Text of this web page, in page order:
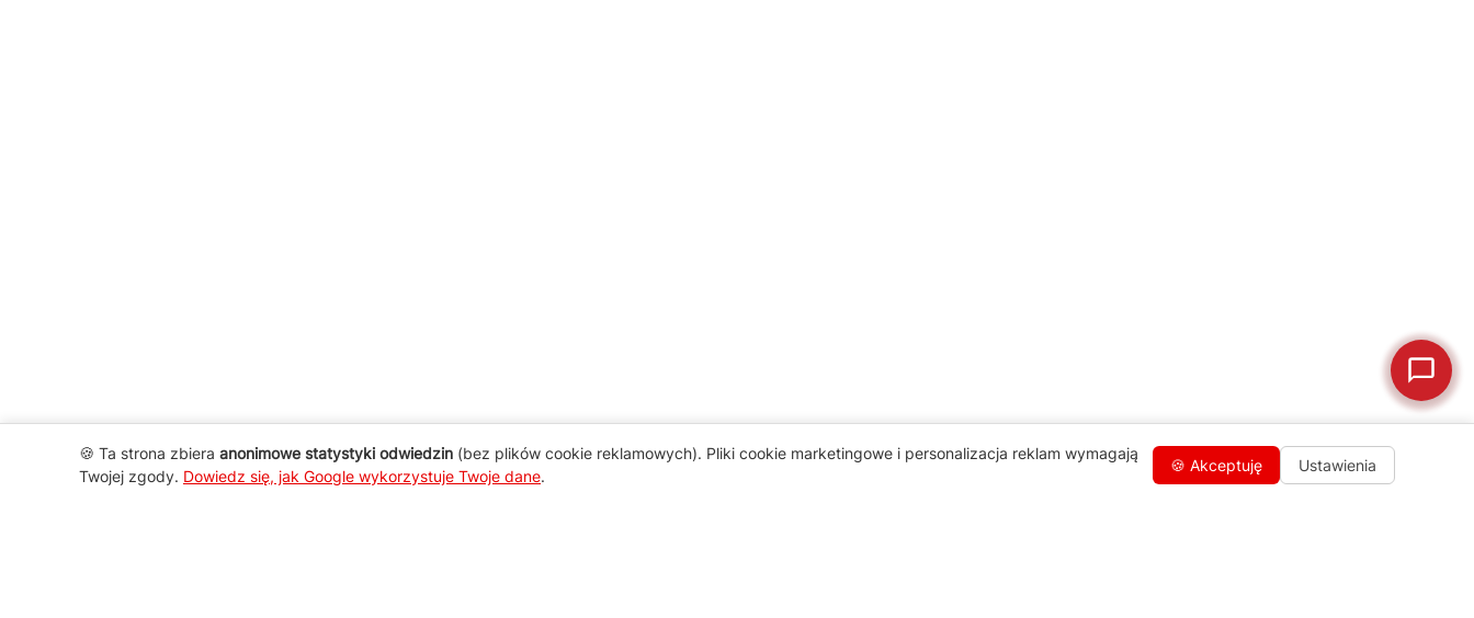
🍪 Ta strona zbiera anonimowe statystyki odwiedzin (bez plików cookie reklamowych). Pliki cookie marketingowe i personalizacja reklam wymagają
Twojej zgody. Dowiedz się, jak Google wykorzystuje Twoje dane.
🍪 Akceptuję Ustawienia